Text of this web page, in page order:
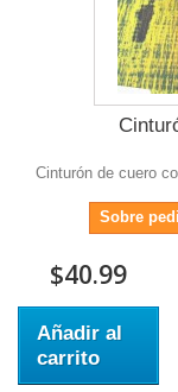
Cinturón de cuero
Sobre
$40.99
Añadir al
carrito